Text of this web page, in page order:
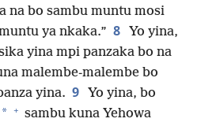
na bo sambu muntu mosi
ya nkaka.” 8
Yo yina,
yina mpi panzaka bo na
malembe-malembe bo
yina. 9
Yo yina, bo
* + sambu kuna Yehowa